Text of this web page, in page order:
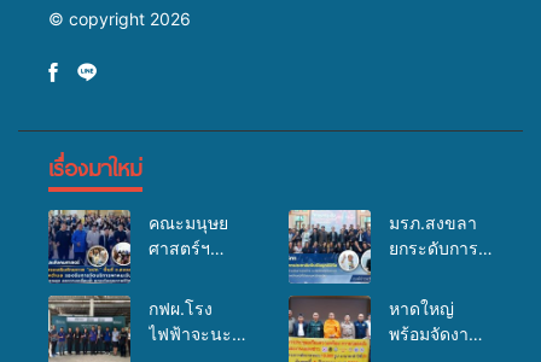
© copyright 2026
เรื่องมาใหม่
คณะมนุษย
ศาสตร์ฯ
จัดอบรมเสริม
ศักยภาพ
มรภ.สงขลา
ยกระดับการ
ในยุคดิจิทัล
เปิดเวทีเสริม
กฟผ.โรง
ไฟฟ้าจะนะ
หาดใหญ่
พร้อมจัดงาน